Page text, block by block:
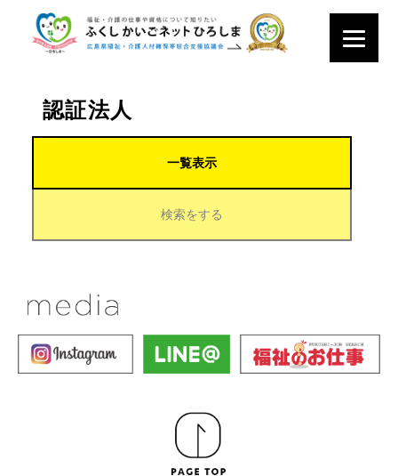
認証法人
一覧表示
検索をする